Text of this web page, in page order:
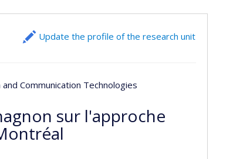
Update the profile of the research unit
Communication Technologies
sur l'approche